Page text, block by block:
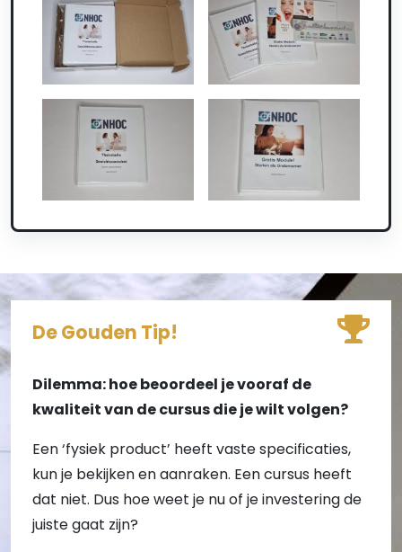
De Gouden Tip!
Dilemma: hoe beoordeel je vooraf de
kwaliteit van de cursus die je wilt volgen?
Een ‘fysiek product’ heeft vaste specificaties,
kun je bekijken en aanraken. Een cursus heeft
dat niet. Dus hoe weet je nu of je investering de
juiste gaat zijn?